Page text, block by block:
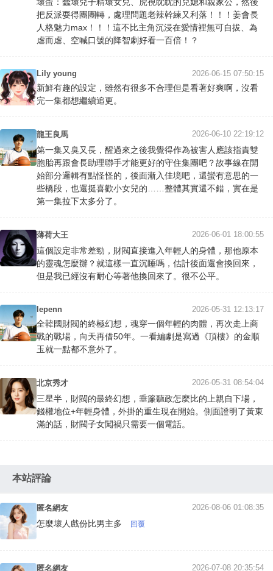
把反派耍得團團轉，處理問題老辣幹練又利落！！！姜會長
人格魅力max！！！這不比主角沉浸在愛情裡無可自拔、為
虐而虐、空喊口號的降智劇好看一百倍！？
Lily young 2026-06-15 07:50:15
新鮮有趣的設定，雖然有很多不合理但是看著好爽啊，沒看
完一集都想繼續追更。
龍王良馬 2026-06-10 22:19:12
第一集又臭又長，醒過來之後我覺得作為被害人應該指責雙
胞胎再跟會長助理聯手才能更好的守住集團吧？故事線在開
始部分邏輯有點怪怪的，後面漸入佳境吧，還蠻有意思的一
些橋段，也還挺喜歡小女兒的……整體其實還不錯，實在是
第一集拉下太多分了。
薄荷大王 2026-06-01 18:00:55
這個設定非常差勁，財閥直接進入年輕人的身體，那他原本
的靈魂怎麼辦？就這樣一直沉睡嗎，估計後面還會換回來，
但是我已經沒有耐心等著他換回來了。很不公平。
lepenn 2026-05-31 12:13:17
全韓國財閥的終極幻想，魂穿一個年輕的肉體，再次走上商
戰的戰場，向天再借50年。一看編劇是寫過《頂樓》的金順
玉就一點都不意外了。
北京秀才 2026-05-31 08:54:04
三星半，財閥的最終幻想，垂簾聽政怎麼比的上親自下場，
錢權地位+年輕身體，外掛的重生現在開始。側面證明了黃東
滿的話，財閥子女闖禍只需要一個電話。
本站評論
匿名網友 2026-08-06 01:08:35
怎麼壞人戲份比男主多 回覆
匿名網友 2026-07-08 20:35:54